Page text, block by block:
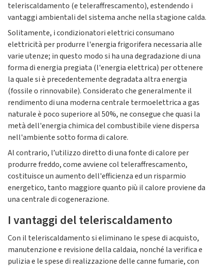
teleriscaldamento (e teleraffrescamento), estendendo i
vantaggi ambientali del sistema anche nella stagione calda.
Solitamente, i condizionatori elettrici consumano
elettricità per produrre l'energia frigorifera necessaria alle
varie utenze; in questo modo si ha una degradazione di una
forma di energia pregiata (l'energia elettrica) per ottenere
la quale si è precedentemente degradata altra energia
(fossile o rinnovabile). Considerato che generalmente il
rendimento di una moderna centrale termoelettrica a gas
naturale è poco superiore al 50%, ne consegue che quasi la
metà dell'energia chimica del combustibile viene dispersa
nell'ambiente sotto forma di calore.
Al contrario, l’utilizzo diretto di una fonte di calore per
produrre freddo, come avviene col teleraffrescamento,
costituisce un aumento dell'efficienza ed un risparmio
energetico, tanto maggiore quanto più il calore proviene da
una centrale di cogenerazione.
I vantaggi del teleriscaldamento
Con il teleriscaldamento si eliminano le spese di acquisto,
manutenzione e revisione della caldaia, nonché la verifica e
pulizia e le spese di realizzazione delle canne fumarie, con